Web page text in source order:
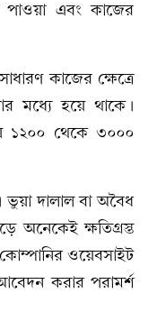
পাওয়া এবং কাজের
কাজের ক্ষেত্রে
মধ্যে হয়ে থাকে।
১২০০ থেকে ৩০০০
ভুয়া দালাল বা অবৈধ
অনেকেই ক্ষতিগ্রস্ত
কোম্পানির ওয়েবসাইট
করার পরামর্শ